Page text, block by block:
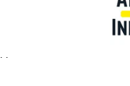
. .